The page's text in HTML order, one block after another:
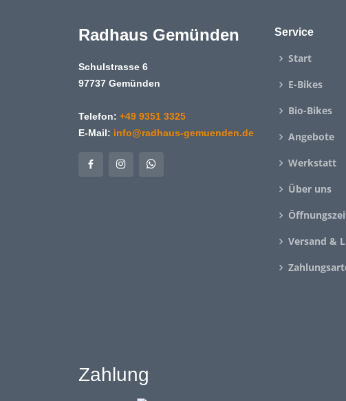
Radhaus Gemünden
Schulstrasse 6
97737 Gemünden
Telefon: +49 9351 3325
E-Mail: info@radhaus-gemuenden.de
Service
Start
E-Bikes
Bio-Bikes
Angebote
Werkstatt
Über uns
Versand &
Zahlung